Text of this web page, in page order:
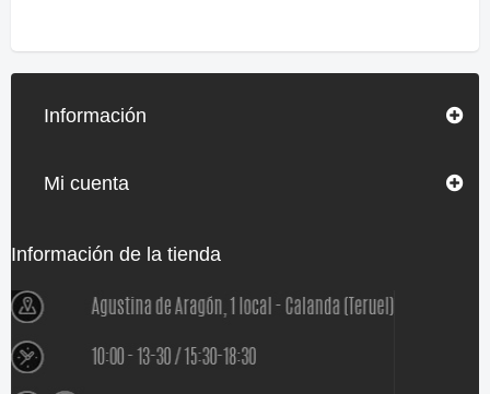
Información
Mi cuenta
Información de la tienda